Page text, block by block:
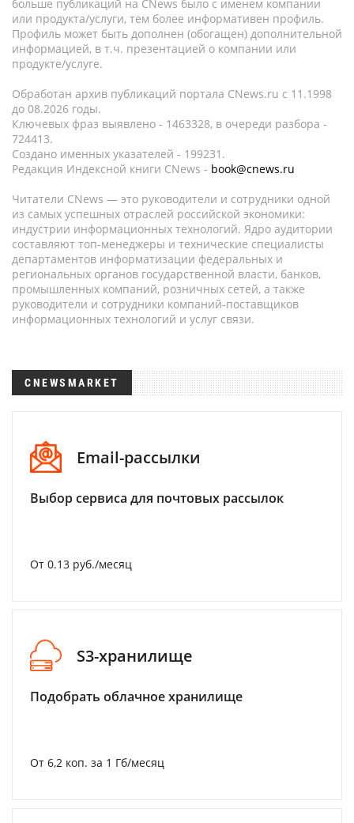
больше публикаций на CNews было с именем компании
или продукта/услуги, тем более информативен профиль.
Профиль может быть дополнен (обогащен) дополнительной
информацией, в т.ч. презентацией о компании или
продукте/услуге.
Обработан архив публикаций портала CNews.ru c 11.1998
до 08.2026 годы.
Ключевых фраз выявлено - 1463328, в очереди разбора -
724413.
Создано именных указателей - 199231.
Редакция Индексной книги CNews - book@cnews.ru
Читатели CNews — это руководители и сотрудники одной
из самых успешных отраслей российской экономики:
индустрии информационных технологий. Ядро аудитории
составляют топ-менеджеры и технические специалисты
департаментов информатизации федеральных и
региональных органов государственной власти, банков,
промышленных компаний, розничных сетей, а также
руководители и сотрудники компаний-поставщиков
информационных технологий и услуг связи.
CNEWSMARKET
Email-рассылки
Выбор сервиса для почтовых рассылок
От 0.13 руб./месяц
S3-хранилище
Подобрать облачное хранилище
От 6,2 коп. за 1 Гб/месяц